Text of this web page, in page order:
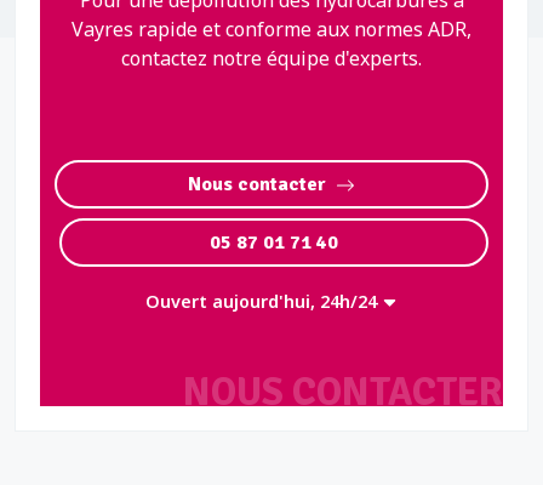
NOUS CONTACTER
Vayres rapide et conforme aux normes ADR,
contactez notre équipe d'experts.
Nous contacter
05 87 01 71 40
Ouvert aujourd'hui, 24h/24